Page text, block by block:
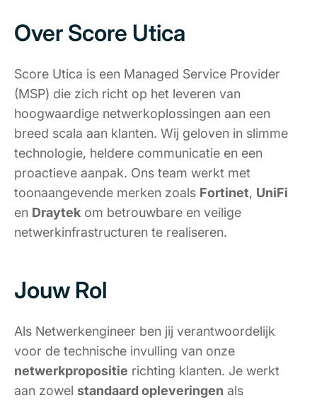
Over Score Utica
Score Utica is een Managed Service Provider
(MSP) die zich richt op het leveren van
hoogwaardige netwerkoplossingen aan een
breed scala aan klanten. Wij geloven in slimme
technologie, heldere communicatie en een
proactieve aanpak. Ons team werkt met
toonaangevende merken zoals Fortinet, UniFi
en Draytek om betrouwbare en veilige
netwerkinfrastructuren te realiseren.
Jouw Rol
Als Netwerkengineer ben jij verantwoordelijk
voor de technische invulling van onze
netwerkpropositie richting klanten. Je werkt
aan zowel standaard opleveringen als